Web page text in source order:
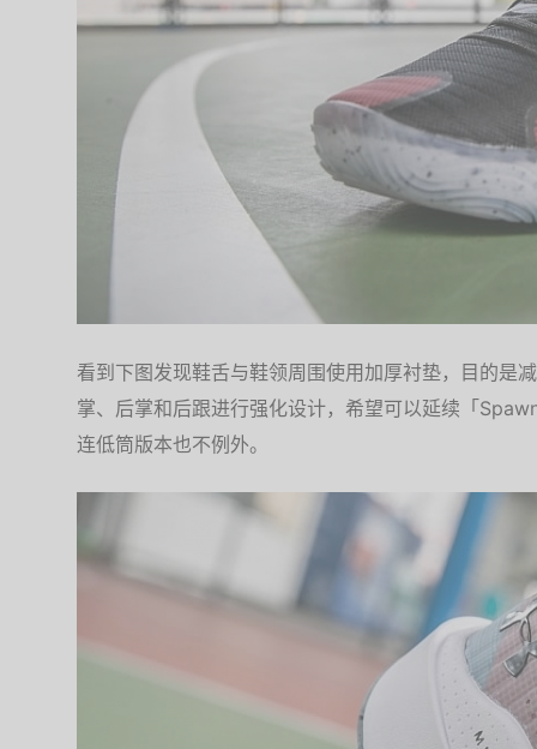
看到下图发现鞋舌与鞋领周围使用加厚衬垫，目的是
掌、后掌和后跟进行强化设计，希望可以延续「
连低筒版本也不例外。